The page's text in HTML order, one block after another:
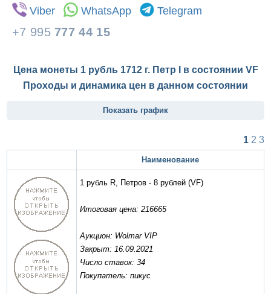
Viber
WhatsApp Telegram
+7 995 777 44 15
Цена монеты 1 рубль 1712 г. Петр I в состоянии VF
Проходы и динамика цен в данном состоянии
Показать график
1 2 3
Наименование
1 рубль R, Петров - 8 рублей (VF)
Итоговая цена: 216665
Аукцион: Wolmar VIP
Закрыт: 16.09.2021
Число ставок: 34
Покупатель: пикус